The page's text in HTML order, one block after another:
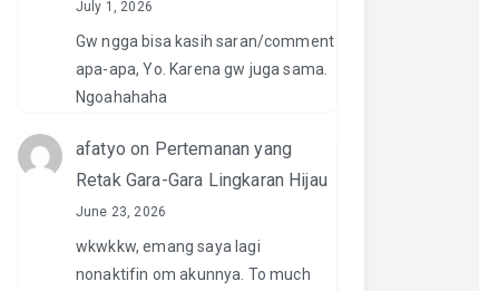
July 1, 2026
Gw ngga bisa kasih saran/comment
apa-apa, Yo. Karena gw juga sama.
Ngoahahaha
afatyo on Pertemanan yang
Retak Gara-Gara Lingkaran Hijau
June 23, 2026
wkwkkw, emang saya lagi
nonaktifin om akunnya. To much